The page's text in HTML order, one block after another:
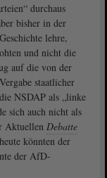
durchaus
bisher in der
lehre,
und nicht die
auf die von der
staatlicher
NSDAP als „linke
sich auch nicht als
Aktuellen Debatte
könnten der
der AfD-